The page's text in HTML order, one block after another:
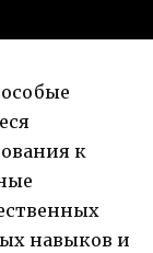
к
навыков и